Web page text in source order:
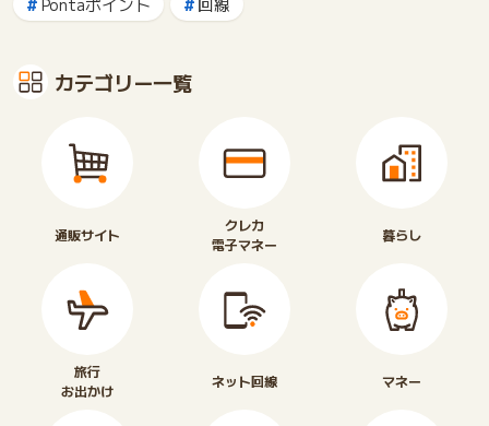
カテゴリー一覧
通販サイト
クレカ
電子マネー
暮らし
旅行
お出かけ
ネット回線 マネー